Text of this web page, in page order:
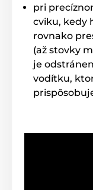
Výhody
Vhodný k
Ponoriteľný
40 úrovní pre
pri
cviku, kedy
rovnako
(až stovky
je
vodítku,